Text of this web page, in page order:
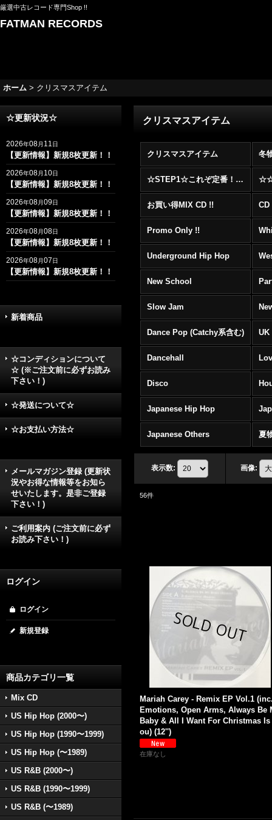
厳選中古レコード専門Shop !!
FATMAN RECORDS
ホーム > クリスマスアイテム
☆更新状況☆
2026年08月 11日
【更新情報】新規8枚更新！！
2026年08月 10日
【更新情報】新規8枚更新！！
2026年08月09日
【更新情報】新規8枚更新！！
2026年08月08日
【更新情報】新規8枚更新！！
2026年08月07日
【更新情報】新規8枚更新！！
新着商品
☆コンディションについて
☆ (※ご注文前に必ずお読み
下さい！)
☆発送について☆
☆お支払い方法☆
メールマガジン登録 (更新状
況やお得な情報等をお知ら
せいたします。是非ご登録
下さい！)
ご利用案内 (ご注文前に必ず
お読み下さい！)
ログイン
ログイン
新規登録
商品カテゴリ一覧
Mix CD
US Hip Hop (2000〜)
US Hip Hop (1990〜1999)
US Hip Hop (〜1989)
US R&B (2000〜)
US R&B (1990〜1999)
US R&B (〜1989)
クリスマスアイテム
クリスマスアイテム 冬
☆STEP1☆これぞ定番！！まずはここから！2000年代R&BフロアヒットBest 100 !!!
お買い得MIX CD !!
Promo Only !!
Underground Hip Hop
New School
Slow Jam
Dance Pop (Catchy系含む) UK
Dancehall
Disco
Japanese Hip Hop
Japanese Others 夏
表示数: 画像:
56件
Mariah Carey - Remix EP Vol.1
Emotions, Open Arms, Always Be
Baby & All I Want For Christmas Is
ou) (12'')
在庫なし